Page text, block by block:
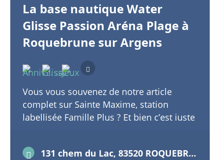
La base nautique Water
Glisse Passion Aréna Plage à
Roquebrune sur Argens
Vous vous souvenez de notre article
complet sur Sainte Maxime, station
labellisée Famille Plus ? Et bien c’est juste
131 chem du Lac, 83520 ROQUEBRUNE SUR ARGENS